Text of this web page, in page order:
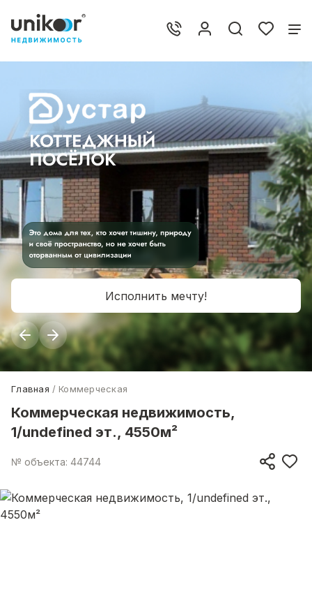
Исполнить мечту!
Главная Коммерческая
Коммерческая недвижимость,
1/undefined эт., 4550м²
№ объекта: 44744